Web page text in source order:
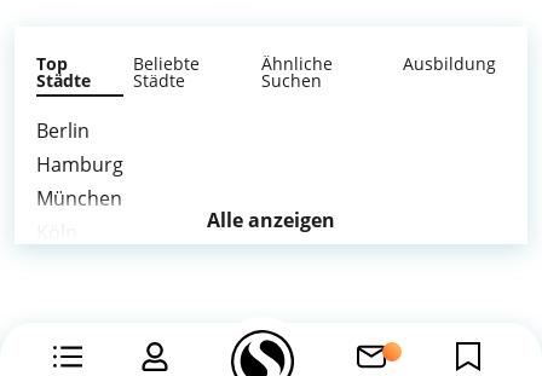
Top
Städte
Beliebte
Städte
Ähnliche
Suchen
Ausbildung
Berlin
Hamburg
München
Leipzig
Alle anzeigen